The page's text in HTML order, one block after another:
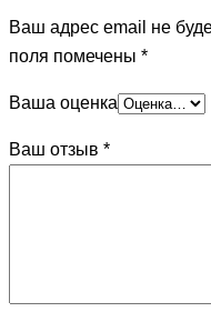
Ваш адрес email не
поля помечены *
Ваша оценка
Ваш отзыв *